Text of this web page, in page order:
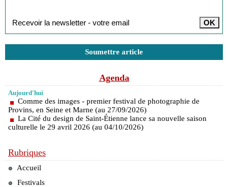
Soumettre article
Agenda
Aujourd'hui
Comme des images - premier festival de photographie de
Provins, en Seine et Marne (au 27/09/2026)
La Cité du design de Saint-Étienne lance sa nouvelle saison
culturelle le 29 avril 2026 (au 04/10/2026)
Rubriques
Accueil
Festivals